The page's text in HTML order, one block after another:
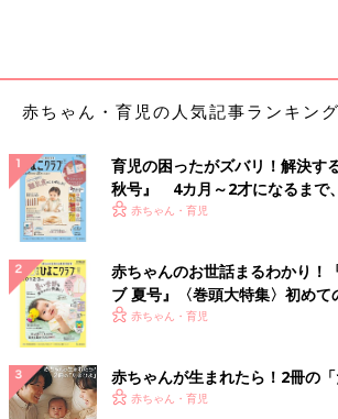
赤ちゃん・育児の人気記事ランキング
育児の困ったがズバリ！解決す
秋号』 4カ月～2才になるまで
いっぱい！
赤ちゃん・育児
赤ちゃんのお世話まるわかり！
ブ 夏号』〈巻頭大特集〉初めて
く！ おっぱい・ミルクの基本と
赤ちゃん・育児
赤ちゃんが生まれたら！2冊の「
赤ちゃん・育児